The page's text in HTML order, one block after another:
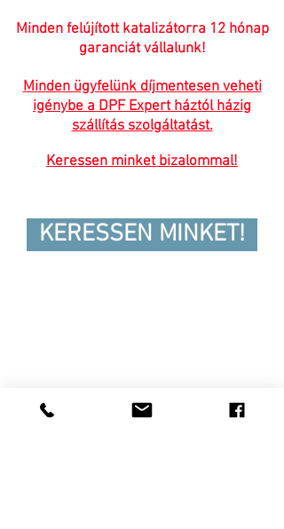
Minden felújított katalizátorra 12 hónap
garanciát vállalunk!
Minden ügyfelünk díjmentesen veheti
igénybe a DPF Expert háztól házig
szállítás szolgáltatást.
Keressen minket bizalommal!
KERESSEN MINKET!